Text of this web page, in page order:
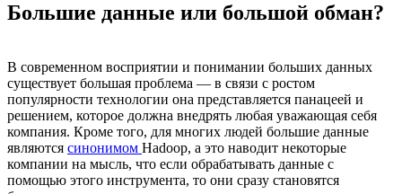
Большие данные или большой обман?
В современном восприятии и понимании больших данных
существует большая проблема — в связи с ростом
популярности технологии она представляется панацеей и
решением, которое должна внедрять любая уважающая себя
компания. Кроме того, для многих людей большие данные
являются синонимом Hadoop, а это наводит некоторые
компании на мысль, что если обрабатывать данные с
помощью этого инструмента, то они сразу становятся